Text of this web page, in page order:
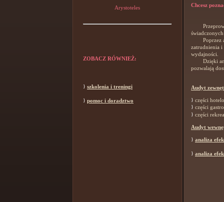
Arystoteles
ZOBACZ RÓWNIEŻ:
} szkolenia i treningi
} pomoc i doradztwo
Chcesz
Poprzez
zatrudnienia
wydajności.
Dzięki
pozwalają
Audyt
} części
} części
} części
Audyt
} analiza
} analiza